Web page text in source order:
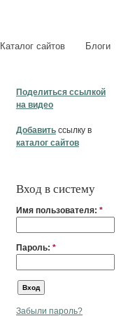
Каталог сайтов Блоги
Поделиться ссылкой
на видео
Добавить ссылку в
каталог сайтов
Вход в систему
Имя пользователя: *
Пароль: *
Забыли пароль?